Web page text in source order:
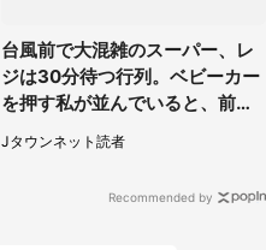
台風前で大混雑のスーパー、レ
ジは30分待つ行列。ベビーカー
を押す私が並んでいると、前の
Jタウンネット読者
Recommended by